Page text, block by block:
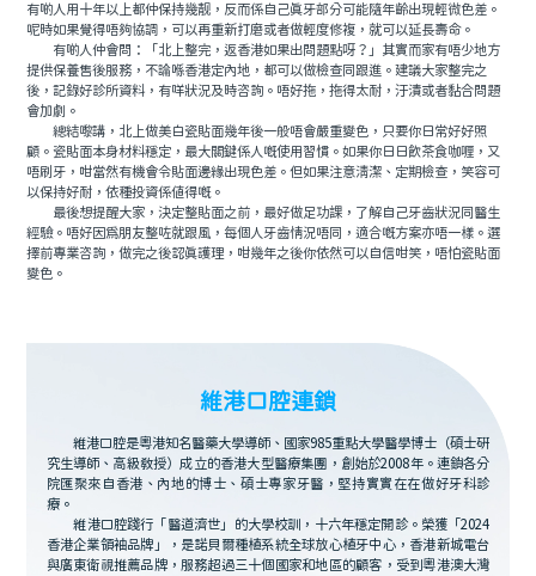
有啲人用十年以上都仲保持幾靓，反而係自己真牙部分可能隨年齡出現輕微色差。
呢時如果覺得唔夠協調，可以再重新打磨或者做輕度修複，就可以延長壽命。
有啲人仲會問：「北上整完，返香港如果出問題點呀？」其實而家有唔少地方
提供保養售後服務，不論喺香港定內地，都可以做檢查同跟進。建議大家整完之
後，記錄好診所資料，有咩狀況及時咨詢。唔好拖，拖得太耐，汙漬或者黏合問題
會加劇。
總結嚟講，北上做美白瓷貼面幾年後一般唔會嚴重變色，只要你日常好好照
顧。瓷貼面本身材料穩定，最大關鍵係人嘅使用習慣。如果你日日飲茶食咖喱，又
唔刷牙，咁當然有機會令貼面邊緣出現色差。但如果注意清潔、定期檢查，笑容可
以保持好耐，依種投資係值得嘅。
最後想提醒大家，決定整貼面之前，最好做足功課，了解自己牙齒狀況同醫生
經驗。唔好因爲朋友整咗就跟風，每個人牙齒情況唔同，適合嘅方案亦唔一樣。選
擇前專業咨詢，做完之後認真護理，咁幾年之後你依然可以自信咁笑，唔怕瓷貼面
變色。
維港口腔連鎖
維港口腔是粵港知名醫藥大學導師、國家985重點大學醫學博士（碩士研
究生導師、高級教授）成立的香港大型醫療集團，創始於2008年。連鎖各分
院匯聚來自香港、內地的博士、碩士專家牙醫，堅持實實在在做好牙科診
療。
維港口腔踐行「醫道濟世」的大學校訓，十六年穩定開診。榮獲「2024
香港企業領袖品牌」，是諾貝爾種植系統全球放心植牙中心，香港新城電台
與廣東衛視推薦品牌，服務超過三十個國家和地區的顧客，受到粵港澳大灣